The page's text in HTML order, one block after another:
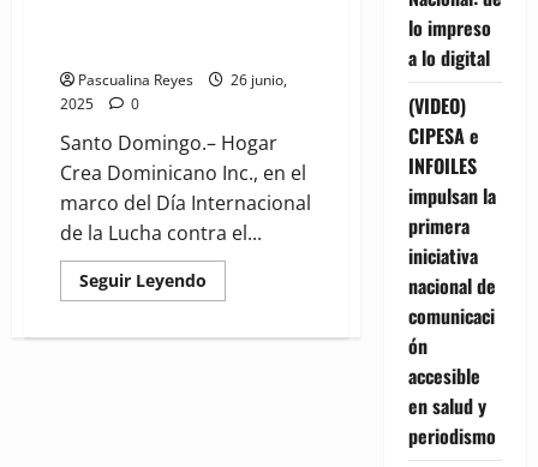
Pascualina Reyes
26 junio,
2025
0
Santo Domingo.– Hogar
Crea Dominicano Inc., en el
marco del Día Internacional
de la Lucha contra el...
Seguir Leyendo
more
importancia
lo impreso
a lo digital
(VIDEO)
CIPESA e
INFOILES
impulsan la
primera
iniciativa
nacional de
comunicaci
ón
accesible
en salud y
periodismo